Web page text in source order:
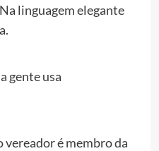
linguagem elegante
gente usa
é membro da